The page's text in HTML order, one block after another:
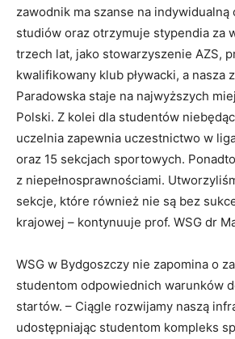
zawodnik ma szanse na indywidualną
studiów oraz otrzymuje stypendia za
trzech lat, jako stowarzyszenie AZS,
kwalifikowany klub pływacki, a nasza
Paradowska staje na najwyższych
Polski. Z kolei dla studentów
uczelnia zapewnia uczestnictwo w
oraz 15 sekcjach sportowych.
z niepełnosprawnościami.
sekcje, które również nie są bez
krajowej – kontynuuje prof. WSG dr
WSG w Bydgoszczy nie zapomina o
studentom odpowiednich warunków
startów. – Ciągle rozwijamy naszą
udostępniając studentom kompleks